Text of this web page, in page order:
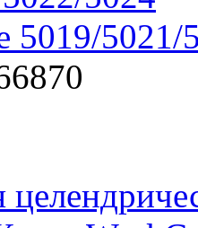
5019/5021/